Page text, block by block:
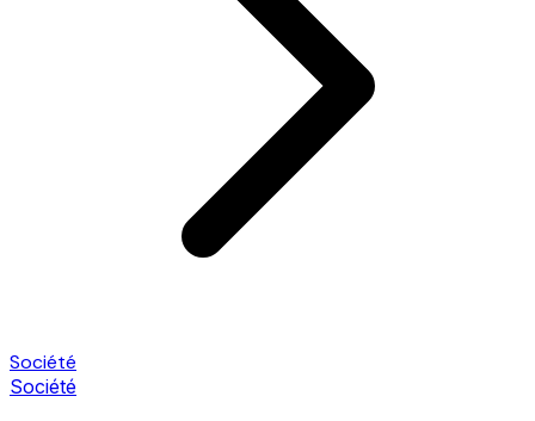
Société
Société